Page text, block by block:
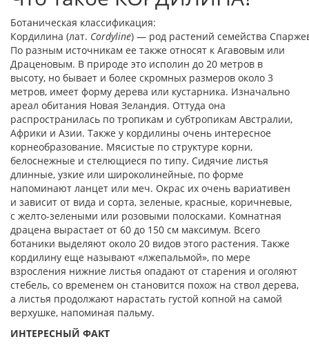
Ботаническая классификация:
Кордилина (лат. Cordyline) — род растений семейства
По разным источникам ее также относят к Агавовым или
Драценовым. В природе это исполин до 20 метров в
высоту, но бывает и более скромных размеров около 3
метров, имеет форму дерева или кустарника. Изначально
ареал обитания Новая Зеландия. Оттуда она
распространилась по тропикам и субтропикам Австралии,
Африки и Азии. Также у кордилины очень интересное
корнеобразование. Мясистые по структуре корни,
белоснежные и стелющиеся по типу. Сидячие листья
длинные, узкие или широколинейные, по форме
напоминают ланцет или меч. Окрас их очень вариативен
и зависит от вида и сорта, зеленые, красные, коричневые,
с желто-зелеными или розовыми полосками. Комнатная
драцена вырастает от 60 до 150 см максимум. Всего
ботаники выделяют около 20 видов этого растения. Также
кордилину еще называют «лжепальмой», по мере
взросления нижние листья опадают от старения и оголяют
стебель, со временем он становится похож на ствол дерева,
а листья продолжают нарастать густой копной на самой
верхушке, напоминая пальму.
ИНТЕРЕСНЫЙ ФАКТ